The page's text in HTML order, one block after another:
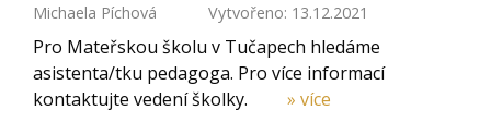
Michaela Píchová Vytvořeno: 13.12.2021
Pro Mateřskou školu v Tučapech hledáme
asistenta/tku pedagoga. Pro více informací
kontaktujte vedení školky.
» více